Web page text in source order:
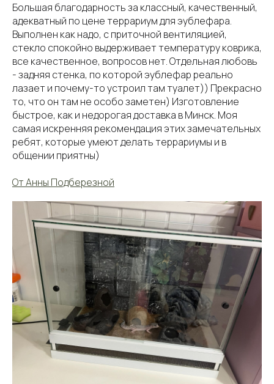
Большая благодарность за классный, качественный,
адекватный по цене террариум для эублефара.
Выполнен как надо, с приточной вентиляцией,
стекло спокойно выдерживает температуру коврика,
все качественное, вопросов нет. Отдельная любовь
- задняя стенка, по которой эублефар реально
лазает и почему-то устроил там туалет)) Прекрасно
то, что он там не особо заметен) Изготовление
быстрое, как и недорогая доставка в Минск. Моя
самая искренняя рекомендация этих замечательных
ребят, которые умеют делать террариумы и в
общении приятны)
От Анны Подберезной